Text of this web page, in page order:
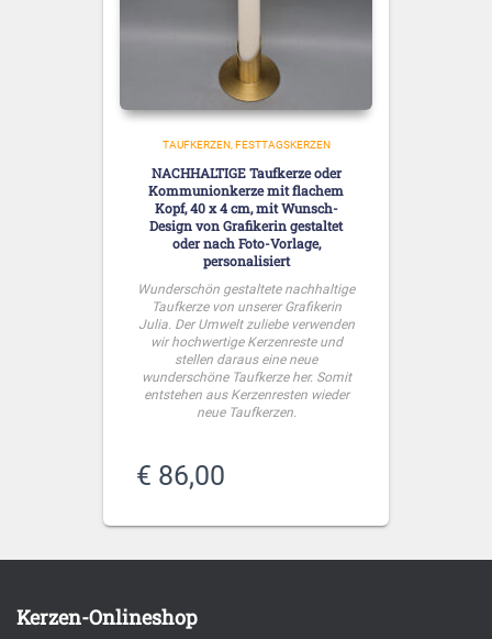
TAUFKERZEN FESTTAGSKERZEN
NACHHALTIGE Taufkerze oder
Kommunionkerze mit flachem
Kopf, 40 x 4 cm, mit Wunsch-
Design von Grafikerin gestaltet
oder nach Foto-Vorlage,
personalisiert
Wunderschön gestaltete nachhaltige
Taufkerze von unserer Grafikerin
Julia. Der Umwelt zuliebe verwenden
wir hochwertige Kerzenreste und
stellen daraus eine neue
wunderschöne Taufkerze her. Somit
entstehen aus Kerzenresten wieder
neue Taufkerzen.
€ 86,00
Kerzen-Onlineshop